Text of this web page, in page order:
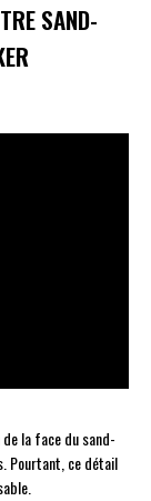
SAND-
la face du sand-
Pourtant, ce détail